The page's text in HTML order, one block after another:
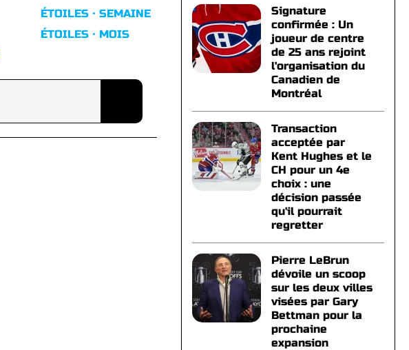
ÉTOILES · SEMAINE
ÉTOILES · MOIS
Signature
confirmée : Un
joueur de centre
de 25 ans rejoint
l'organisation du
Canadien de
Montréal
Transaction
acceptée par
Kent Hughes et le
CH pour un 4e
choix : une
décision passée
qu'il pourrait
regretter
Pierre LeBrun
dévoile un scoop
sur les deux villes
visées par Gary
Bettman pour la
prochaine
expansion